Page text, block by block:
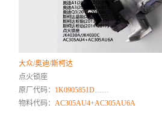
大众/奥迪/斯柯达
点火锁座
原厂代码： 1K0905851D……
物料代码：AC305AU4+AC305AU6A